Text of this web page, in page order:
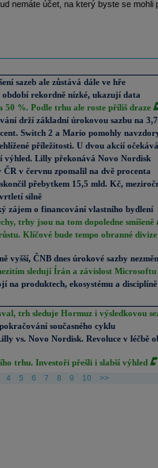
nemáte účet, na který byste se mohli
sazeb ale zůstává dále ve hře
rekordně nízké, ukazují data
50 %. Podle trhu ale roste příliš draze
drží základní úrokovou sazbu na
Switch 2 a Mario pomohly
příležitosti. U dvou akcií
výhled. Lilly překonává Novo Nordisk
v červnu zpomalil na dvě procenta
přebytkem 15,5 mld. Kč,
silně
zájem o financování vlastního bydlení
trhy jsou na tom dopoledne smíšeně
Klíčové bude tempo obranné
vyšší, ČNB dnes úrokové sazby
sledují Írán a závislost
na produktech, ekosystému a disciplíně
trh sleduje Hormuz i výsledkovou
současného cyklu
vs. Novo Nordisk. Revoluce v léčbě
trhu. Investoři přešli i slabší výhled
4 5 6 7 8 9 10 >>